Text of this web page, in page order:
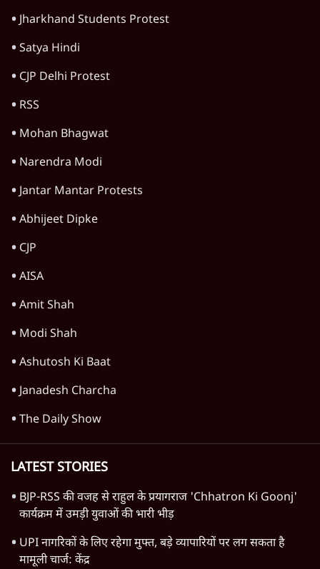
Jharkhand Students Protest
Satya Hindi
CJP Delhi Protest
RSS
Mohan Bhagwat
Narendra Modi
Jantar Mantar Protests
Abhijeet Dipke
CJP
AISA
Amit Shah
Modi Shah
Ashutosh Ki Baat
Janadesh Charcha
The Daily Show
LATEST STORIES
BJP-RSS की वजह से राहुल के प्रयागराज 'Chhatron Ki Goonj'
कार्यक्रम में उमड़ी युवाओं की भारी भीड़
UPI नागरिकों के लिए रहेगा मुफ्त, बड़े व्यापारियों पर लग सकता है
मामूली चार्ज: केंद्र